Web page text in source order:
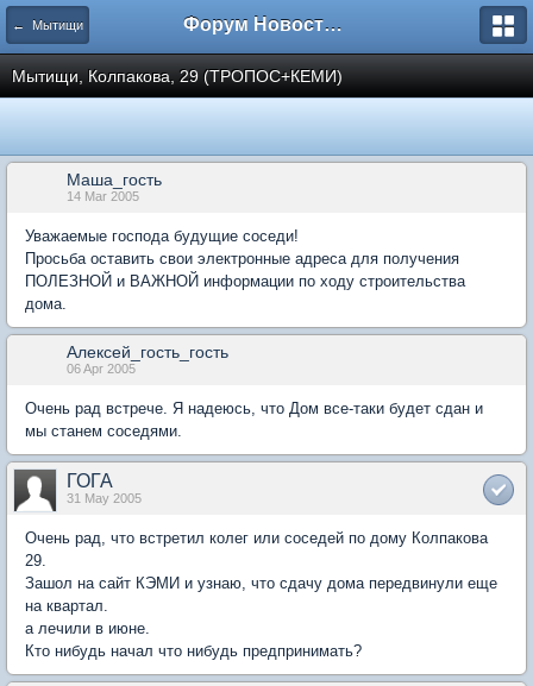
← Мытищи Форум Новостройки
Мытищи, Колпакова, 29 (ТРОПОС+КЕМИ)
Маша_гость
14 Mar 2005
Уважаемые господа будущие соседи!
Просьба оставить свои электронные адреса для получения
ПОЛЕЗНОЙ и ВАЖНОЙ информации по ходу строительства
дома.
Алексей_гость_гость
06 Apr 2005
Очень рад встрече. Я надеюсь, что Дом все-таки будет сдан и
мы станем соседями.
ГОГА
31 May 2005
Очень рад, что встретил колег или соседей по дому Колпакова
29.
Зашол на сайт КЭМИ и узнаю, что сдачу дома передвинули еще
на квартал.
а лечили в июне.
Кто нибудь начал что нибудь предпринимать?